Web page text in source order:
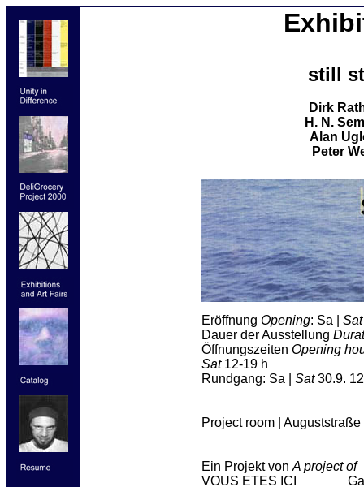
still
Dirk
H. N.
Alan
Peter
Eröffnung Opening: Sa | Sat
Dauer der Ausstellung
Öffnungszeiten Opening
Sat12-19 h
Rundgang: Sa | Sat30.9.
Project room |
Ein Projekt von A project of
VOUS ETES ICI